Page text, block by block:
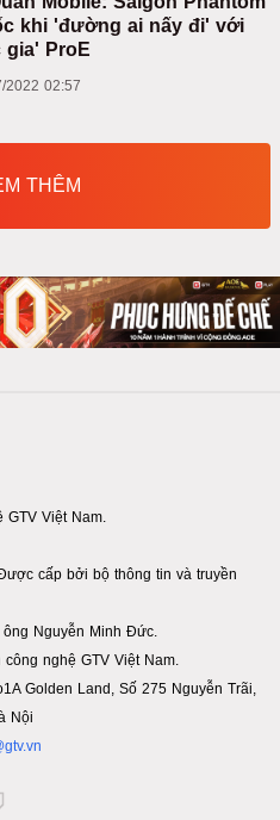
khi 'đường ai nấy đi' với
gia' ProE
2022 02:57
THÊM
Việt Nam.
cấp bởi bộ thông tin và truyền
Nguyễn Minh Đức.
nghệ GTV Việt Nam.
Golden Land, Số 275 Nguyễn Trãi,
Nội